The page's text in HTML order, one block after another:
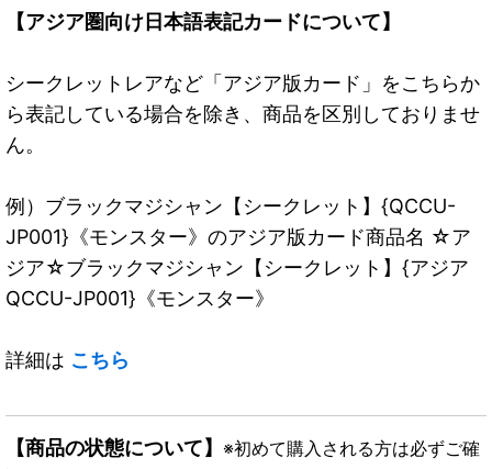
【アジア圏向け日本語表記カードについて】
シークレットレアなど「アジア版カード」をこちらか
ら表記している場合を除き、商品を区別しておりませ
ん。
例）ブラックマジシャン【シークレット】{QCCU-
JP001}《モンスター》のアジア版カード商品名 ☆ア
ジア☆ブラックマジシャン【シークレット】{アジア
QCCU-JP001}《モンスター》
詳細は こちら
【商品の状態について】 ※初めて購入される方は必ずご確